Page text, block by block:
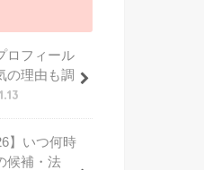
ロフィール
の理由も調
】いつ何時
候補・法